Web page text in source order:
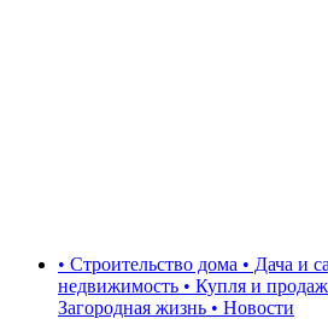
• Строительство дома • Дача и
недвижимость • Купля и
Загородная жизнь • Новости